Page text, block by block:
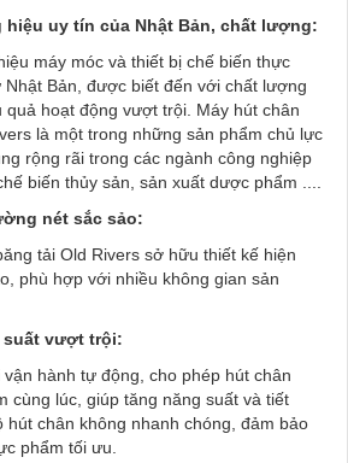
hiệu uy tín của Nhật Bản, chất lượng:
máy móc và thiết bị chế biến thực
Nhật Bản, được biết đến với chất lượng
quả hoạt động vượt trội. Máy hút chân
là một trong những sản phẩm chủ lực
rộng rãi trong các ngành công nghiệp
biến thủy sản, sản xuất dược phẩm ....
nét sắc sảo:
tải Old Rivers sở hữu thiết kế hiện
phù hợp với nhiều không gian sản
suất vượt trội:
hành tự động, cho phép hút chân
cùng lúc, giúp tăng năng suất và tiết
hút chân không nhanh chóng, đảm bảo
phẩm tối ưu.